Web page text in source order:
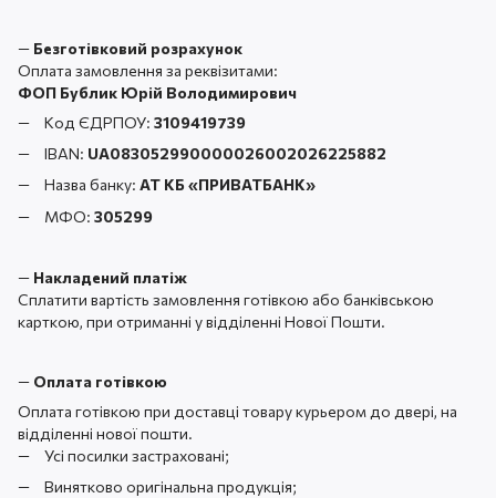
— Безготівковий розрахунок
Оплата замовлення за реквізитами:
ФОП Бублик Юрій Володимирович
Код ЄДРПОУ: 3109419739
IBAN: UA083052990000026002026225882
Назва банку: АТ КБ «ПРИВАТБАНК»
МФО: 305299
— Накладений платіж
Сплатити вартість замовлення готівкою або банківською
карткою, при отриманні у відділенні Нової Пошти.
— Оплата готівкою
Оплата готівкою при доставці товару курьером до двері, на
відділенні нової пошти.
Усі посилки застраховані;
Винятково оригінальна продукція;